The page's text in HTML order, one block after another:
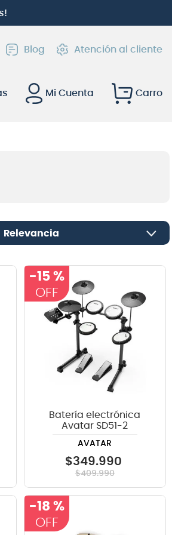
6 cuotas con Webpay
Blog Atención al cliente
Mi Cuenta
Relevancia
-15 %
Batería electrónica
Avatar SD51-2
AVATAR
$349.990
$409.990
-18 %